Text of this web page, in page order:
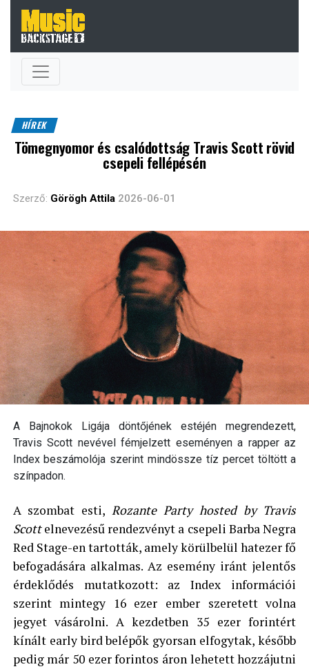
HÍREK
Tömegnyomor és csalódottság Travis Scott rövid
csepeli fellépésén
Szerző: Görögh Attila 2026-06-01
A Bajnokok Ligája döntőjének estéjén megrendezett,
Travis Scott nevével fémjelzett eseményen a rapper az
Index beszámolója szerint mindössze tíz percet töltött a
színpadon.
A szombat esti,Rozante Party hosted by Travis
Scottelnevezésű rendezvényt a csepeli Barba Negra
Red Stage-en tartották, amely körülbelül hatezer fő
befogadására alkalmas. Az esemény iránt jelentős
érdeklődés mutatkozott: az Index információi
szerint mintegy 16 ezer ember szeretett volna
jegyet vásárolni. A kezdetben 35 ezer forintért
kínált early bird belépők gyorsan elfogytak, később
pedig már 50 ezer forintos áron lehetett hozzájutni